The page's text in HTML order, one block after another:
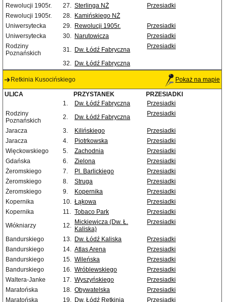
Rewolucji 1905r.
27. Sterlinga NŻ
Przesiadki
Rewolucji 1905r.
28. Kamińskiego NŻ
Uniwersytecka
29. Rewolucji 1905r.
Przesiadki
Uniwersytecka
30. Narutowicza
Przesiadki
Rodziny
Poznańskich
31. Dw. Łódź Fabryczna Przesiadki
32. Dw. Łódź Fabryczna
Retkinia Kusocińskiego Pokaż na mapie
ULICA PRZYSTANEK
PRZESIADKI
1.
Dw. Łódź Fabryczna
Przesiadki
Rodziny
Poznańskich
2. Dw. Łódź Fabryczna Przesiadki
Jaracza 3. Kilińskiego
Przesiadki
Jaracza
4. Piotrkowska
Przesiadki
Więckowskiego
5. Zachodnia
Przesiadki
Gdańska
6. Zielona
Przesiadki
Żeromskiego
7. Pl. Barlickiego
Przesiadki
Żeromskiego
8. Struga
Przesiadki
Żeromskiego
9. Kopernika
Przesiadki
Kopernika
10. Łąkowa
Przesiadki
Kopernika
11. Tobaco Park
Przesiadki
Włókniarzy
12. Mickiewicza (Dw. Ł.
Kaliska)
Przesiadki
Bandurskiego 13. Dw. Łódź Kaliska
Przesiadki
Bandurskiego
14. Atlas Arena
Przesiadki
Bandurskiego
15. Wileńska
Przesiadki
Bandurskiego
16. Wróblewskiego
Przesiadki
Waltera-Janke
17. Wyszyńskiego
Przesiadki
Maratońska
18. Obywatelska
Przesiadki
Maratońska
19. Dw. Łódź Retkinia Przesiadki